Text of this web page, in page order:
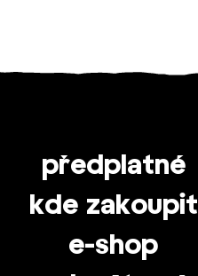
předplatné
kde zakoupit
e-shop